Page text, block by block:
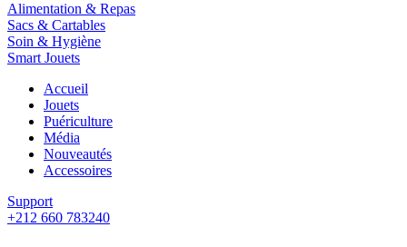
Alimentation & Repas
Sacs & Cartables
Soin & Hygiène
Smart Jouets
Accueil
Jouets
Puériculture
Média
Nouveautés
Accessoires
Support
+212 660 783240